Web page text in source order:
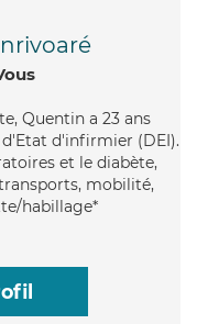
Quentin a 23 ans
d'infirmier (DEI).
et le diabète,
mobilité,
habillage*